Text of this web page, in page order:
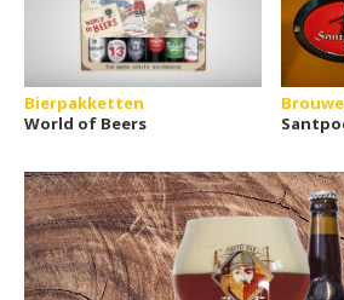
Bierpakketten
World of Beers